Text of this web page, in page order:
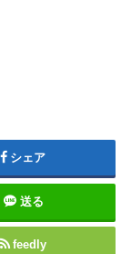
シェア
送る
feedly